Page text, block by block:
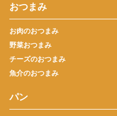
おつまみ
お肉のおつまみ
野菜おつまみ
チーズのおつまみ
魚介のおつまみ
パン